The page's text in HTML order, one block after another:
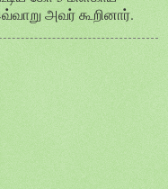
அவர் கூறினார்.